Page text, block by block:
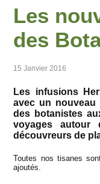
Les
des
15 Janvier 2016
Les infusions
avec un nouveau
des botanistes
voyages autour
découvreurs de
Toutes nos tisanes
ajoutés.